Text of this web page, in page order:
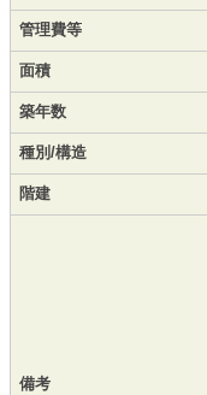
管理費等
面積
築年数
種別/構造
階建
備考